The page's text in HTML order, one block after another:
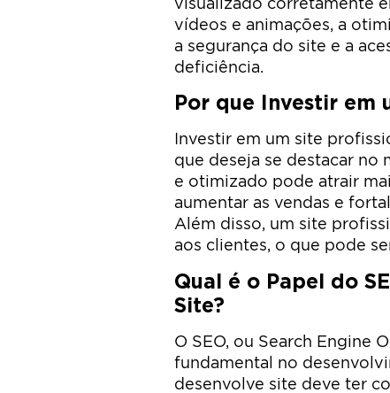
vídeos e animações, a
a segurança do site e a
deficiência.
Por que Investir em
Investir em um site
que deseja se destacar no
e otimizado pode atrair
aumentar as vendas e
Além disso, um site
aos clientes, o que pode
Qual é o Papel do
Site?
O SEO, ou Search Engine
fundamental no
desenvolve site deve ter